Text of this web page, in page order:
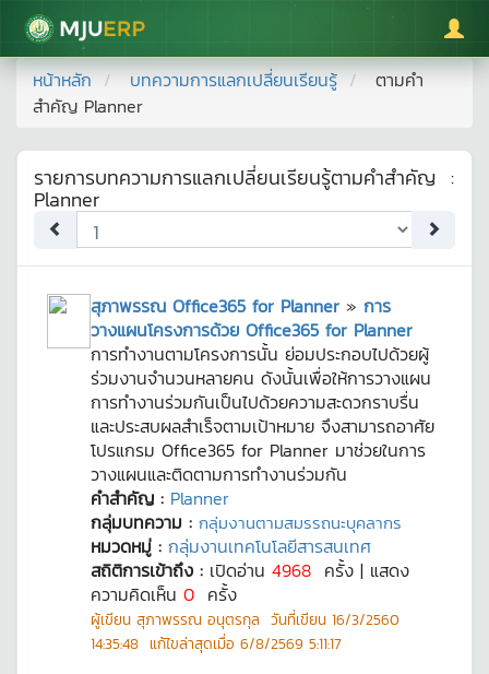
มหาวิทยาลัยแม่โจ้
หน้าหลัก บทความการแลกเปลี่ยนเรียนรู้
ตามคำ
สำคัญ Planner
รายการบทความการแลกเปลี่ยนเรียนรู้ตามคำสำคัญ :
Planner
สุภาพรรณ Office365 for Planner » การ
วางแผนโครงการด้วย Office365 for Planner
การทำงานตามโครงการนั้น ย่อมประกอบไปด้วยผู้
ร่วมงานจำนวนหลายคน ดังนั้นเพื่อให้การวางแผน
การทำงานร่วมกันเป็นไปด้วยความสะดวกราบรื่น
และประสบผลสำเร็จตามเป้าหมาย จึงสามารถอาศัย
โปรแกรม Office365 for Planner มาช่วยในการ
วางแผนและติดตามการทำงานร่วมกัน
คำสำคัญ : Planner
กลุ่มบทความ : กลุ่มงานตามสมรรถนะบุคลากร
หมวดหมู่ : กลุ่มงานเทคโนโลยีสารสนเทศ
สถิติการเข้าถึง : เปิดอ่าน 4968 ครั้ง | แสดง
ความคิดเห็น 0 ครั้ง
ผู้เขียน สุภาพรรณ อนุตรกุล วันที่เขียน 16/3/2560
14:35:48 แก้ไขล่าสุดเมื่อ 6/8/2569 5:11:17